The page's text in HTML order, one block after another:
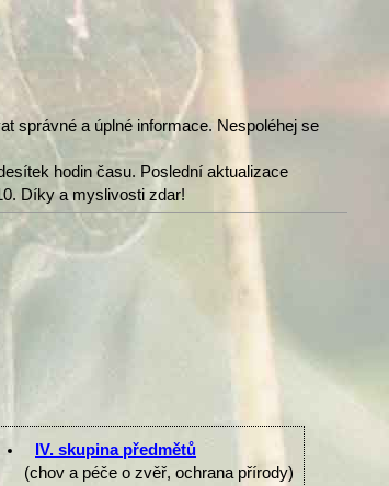
správné a úplné informace. Nespoléhej se
hodin času. Poslední aktualizace
Díky a myslivosti zdar!
IV. skupina předmětů
(chov a péče o zvěř, ochrana přírody)